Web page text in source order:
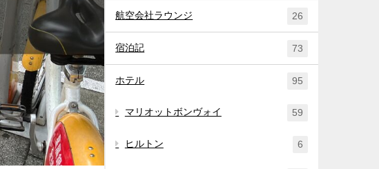
航空会社ラウンジ 26
宿泊記 73
ホテル 95
マリオットボンヴォイ 59
ヒルトン 6